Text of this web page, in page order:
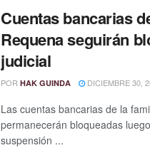
Cuentas bancarias
Requena seguirán
judicial
POR HAK GUINDA DICIEMBRE 30,
Las cuentas bancarias de la
permanecerán bloqueadas
suspensión ...